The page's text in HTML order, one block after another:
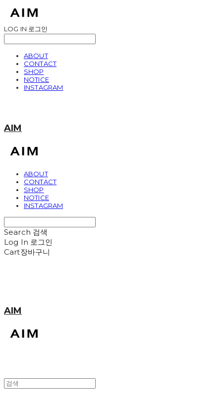
LOG IN 로그인
ABOUT
CONTACT
SHOP
NOTICE
INSTAGRAM
AIM
ABOUT
CONTACT
SHOP
NOTICE
INSTAGRAM
Search 검색
Log In 로그인
Cart장바구니
AIM